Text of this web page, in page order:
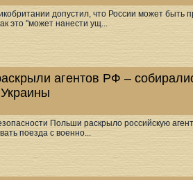
допустил, что России может быть
это "может нанести ущ...
агентов РФ –
Польши раскрыло российскую
поезда с военно...